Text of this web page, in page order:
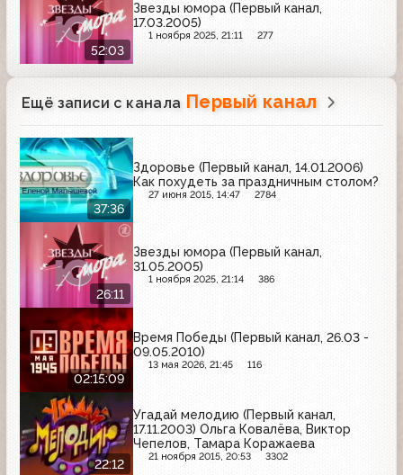
52:03
Звезды юмора (Первый канал,
17.03.2005)
1 ноября 2025, 21:11 277
Ещё записи с канала Первый канал
37:36
Здоровье (Первый канал, 14.01.2006)
Как похудеть за праздничным столом?
27 июня 2015, 14:47 2784
26:11
Звезды юмора (Первый канал,
31.05.2005)
1 ноября 2025, 21:14 386
02:15:09
Время Победы (Первый канал, 26.03 -
09.05.2010)
13 мая 2026, 21:45 116
22:12
Угадай мелодию (Первый канал,
17.11.2003) Ольга Ковалёва, Виктор
Чепелов, Тамара Коражаева
21 ноября 2015, 20:53 3302